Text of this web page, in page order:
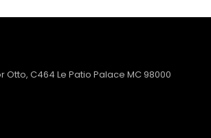
Otto, C464 Le Patio Palace MC 98000